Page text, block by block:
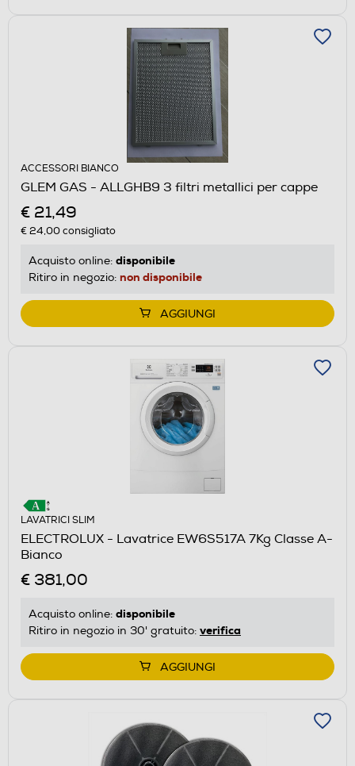
ACCESSORI BIANCO
GLEM GAS - ALLGHB9 3 filtri metallici per cappe
€ 21,49
€ 24,00consigliato
Acquisto online: disponibile
Ritiro in negozio: non disponibile
AGGIUNGI
LAVATRICI SLIM
ELECTROLUX - Lavatrice EW6S517A 7Kg Classe A-
Bianco
€ 381,00
Acquisto online: disponibile
Ritiro in negozio in 30' gratuito: verifica
AGGIUNGI